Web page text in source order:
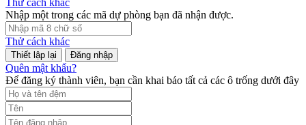
Thử cách khác
Nhập một trong các mã dự phòng bạn đã nhận được.
Thử cách khác
Đăng nhập
Quên mật khẩu?
Để đăng ký thành viên, bạn cần khai báo tất cả các ô trống dưới đây